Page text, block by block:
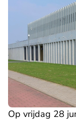
Op vrijdag 28